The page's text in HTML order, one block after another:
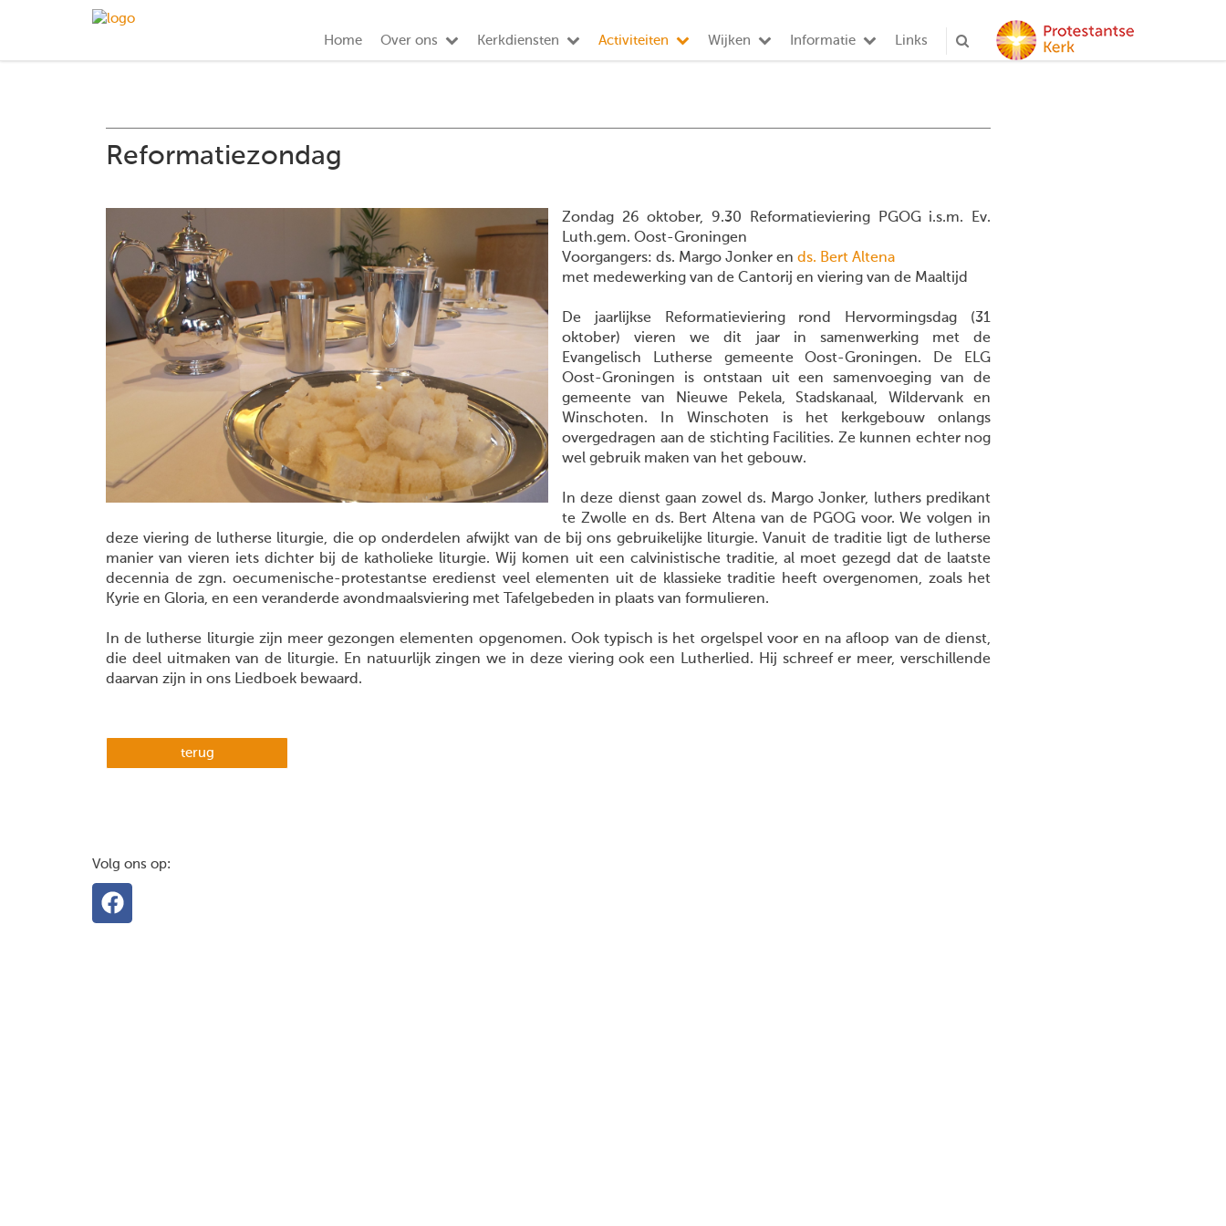
Home Over ons Kerkdiensten Activiteiten Wijken Informatie Links
Reformatiezondag
Zondag 26 oktober, 9.30 Reformatieviering PGOG i.s.m. Ev.
Luth.gem. Oost-Groningen
Voorgangers: ds. Margo Jonker en ds. Bert Altena
met medewerking van de Cantorij en viering van de Maaltijd
De jaarlijkse Reformatieviering rond Hervormingsdag (31
oktober) vieren we dit jaar in samenwerking met de
Evangelisch Lutherse gemeente Oost-Groningen. De ELG
Oost-Groningen is ontstaan uit een samenvoeging van de
gemeente van Nieuwe Pekela, Stadskanaal, Wildervank en
Winschoten. In Winschoten is het kerkgebouw onlangs
overgedragen aan de stichting Facilities. Ze kunnen echter nog
wel gebruik maken van het gebouw.
In deze dienst gaan zowel ds. Margo Jonker, luthers predikant
te Zwolle en ds. Bert Altena van de PGOG voor. We volgen in
deze viering de lutherse liturgie, die op onderdelen afwijkt van de bij ons gebruikelijke liturgie. Vanuit de traditie ligt de lutherse
manier van vieren iets dichter bij de katholieke liturgie. Wij komen uit een calvinistische traditie, al moet gezegd dat de laatste
decennia de zgn. oecumenische-protestantse eredienst veel elementen uit de klassieke traditie heeft overgenomen, zoals het
Kyrie en Gloria, en een veranderde avondmaalsviering met Tafelgebeden in plaats van formulieren.
In de lutherse liturgie zijn meer gezongen elementen opgenomen. Ook typisch is het orgelspel voor en na afloop van de dienst,
die deel uitmaken van de liturgie. En natuurlijk zingen we in deze viering ook een Lutherlied. Hij schreef er meer, verschillende
daarvan zijn in ons Liedboek bewaard.
terug
Volg ons op: